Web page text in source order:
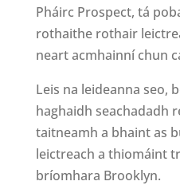
Pháirc Prospect, tá
rothaithe rothair
neart acmhainní chun
Leis na leideanna seo,
haghaidh seachadadh
taitneamh a bhaint as
leictreach a thiomáint
bríomhara Brooklyn.